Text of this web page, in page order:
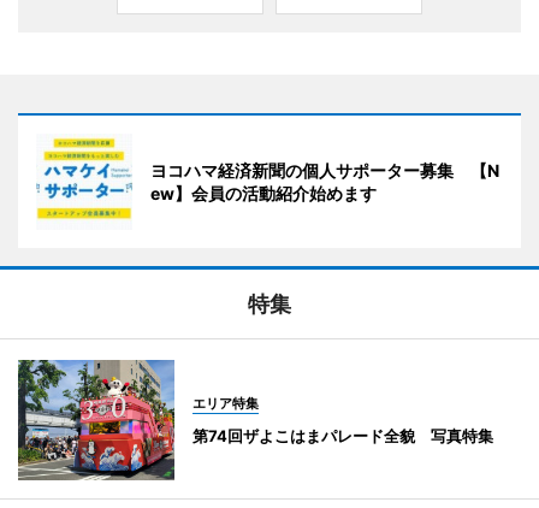
ヨコハマ経済新聞の個人サポーター募集 【N
ew】会員の活動紹介始めます
特集
エリア特集
第74回ザよこはまパレード全貌 写真特集